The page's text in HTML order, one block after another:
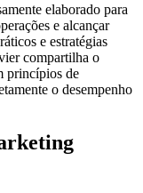
elaborado para
e alcançar
e estratégias
compartilha o
princípios de
o desempenho